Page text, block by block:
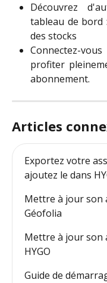
Découvrez
tableau de bord
des stocks
Connectez-
profiter
abonnement.
Articles
Exportez votre
ajoutez le dans
Mettre à jour son
Géofolia
Mettre à jour son
HYGO
Guide de